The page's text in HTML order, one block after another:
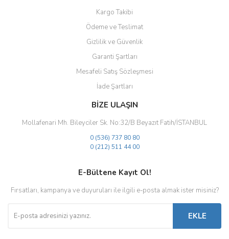
Gönder
Kargo Takibi
Ödeme ve Teslimat
Gizlilik ve Güvenlik
Garanti Şartları
Mesafeli Satış Sözleşmesi
İade Şartları
BİZE ULAŞIN
Mollafenari Mh. Bileyciler Sk. No:32/B Beyazıt Fatih/İSTANBUL
0 (536) 737 80 80
0 (212) 511 44 00
E-Bültene Kayıt Ol!
Fırsatları, kampanya ve duyuruları ile ilgili e-posta almak ister misiniz?
EKLE